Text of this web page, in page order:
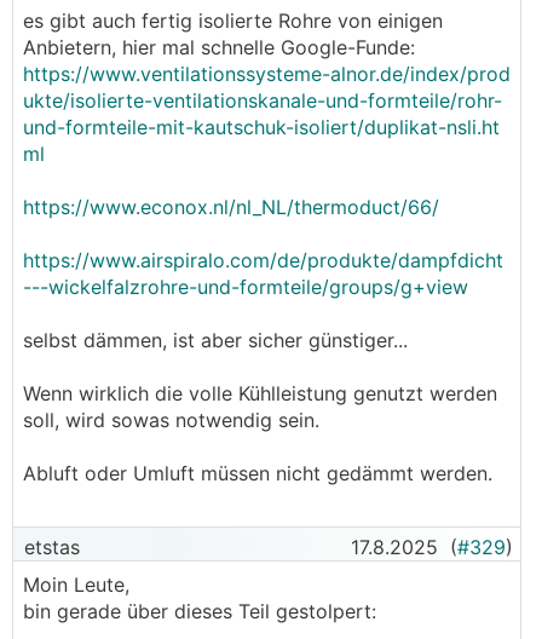
Gerätefilter daher vielleicht eher ganz weglassen und
stattdessen größere externe Filter-Kästen, wie z.B.
Leitwolf die anbietet, verbauen.
Auch ist die Service-Zugänglichkeit einiger
Komponenten noch nicht wirklich ideal gelöst.
eingehen muss, wenn man eine gut funktionierende
KWL
Im Hintergrund sind aber bereits Entwicklungen am
Laufen und bei den neueren Produkten ist das schon
wesentlich schöner gelöst.
Ich darf dabei auch ein wenig beratend mitwirken.
Auch regelungstechnisch würd ich da gerne noch ein
paar Punkte verbessern.
Aber nichtsdestotrotz: die Hardware hat erstmal
schon echt gutes Potential.
künftig vielleicht auch andere alternativeKWL
Entfeuchtungs-Produkte anbieten zu können.
Den Thread will ich jedenfalls nutzen, um bei
es gibt auch fertig isolierte Rohre von einigen
Anbietern, hier mal schnelle Google-Funde:
https://www.ventilationssysteme-alnor.de/index/prod
ukte/isolierte-ventilationskanale-und-formteile/rohr-
und-formteile-mit-kautschuk-isoliert/duplikat-nsli.ht
ml
https://www.econox.nl/nl_NL/thermoduct/66/
https://www.airspiralo.com/de/produkte/dampfdicht
---wickelfalzrohre-und-formteile/groups/g+view
selbst dämmen, ist aber sicher günstiger...
Wenn wirklich die volle Kühlleistung genutzt werden
soll, wird sowas notwendig sein.
Abluft oder Umluft müssen nicht gedämmt werden.
etstas 17.8.2025 (#329)
Moin Leute,
bin gerade über dieses Teil gestolpert: